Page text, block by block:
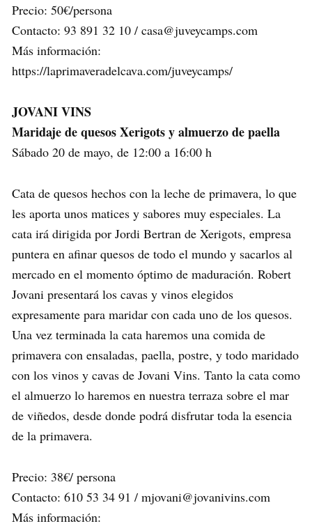
Precio: 50€/persona
Contacto: 93 891 32 10 / casa@juveycamps.com
Más información:
https://laprimaveradelcava.com/juveycamps/
JOVANI VINS
Maridaje de quesos Xerigots y almuerzo de paella
Sábado 20 de mayo, de 12:00 a 16:00 h
Cata de quesos hechos con la leche de primavera, lo que
les aporta unos matices y sabores muy especiales. La
cata irá dirigida por Jordi Bertran de Xerigots, empresa
puntera en afinar quesos de todo el mundo y sacarlos al
mercado en el momento óptimo de maduración. Robert
Jovani presentará los cavas y vinos elegidos
expresamente para maridar con cada uno de los quesos.
Una vez terminada la cata haremos una comida de
primavera con ensaladas, paella, postre, y todo maridado
con los vinos y cavas de Jovani Vins. Tanto la cata como
el almuerzo lo haremos en nuestra terraza sobre el mar
de viñedos, desde donde podrá disfrutar toda la esencia
de la primavera.
Precio: 38€/ persona
Contacto: 610 53 34 91 / mjovani@jovanivins.com
Más información: